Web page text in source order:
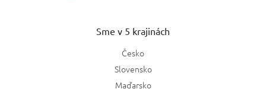
Sme v 5 krajinách
Česko
Slovensko
Maďarsko